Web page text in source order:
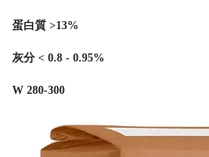
蛋白質 >13%
灰分 < 0.8 - 0.95%
W 280-300